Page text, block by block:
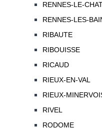
RENNES-LE-
RENNES-LES-
RIBAUTE
RIBOUISSE
RICAUD
RIEUX-EN-VAL
RIEUX-
RIVEL
RODOME